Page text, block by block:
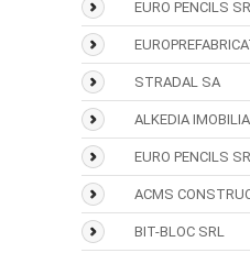
EURO PENCILS
STRADAL SA
ALKEDIA
EURO PENCILS
ACMS
BIT-BLOC SRL